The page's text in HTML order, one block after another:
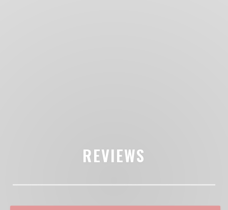
REVIEWS